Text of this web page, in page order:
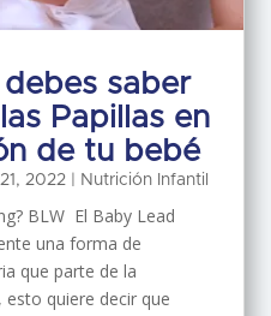
saber
Papillas en
de tu bebé
2022 Nutrición Infantil
BLW El Baby Lead
una forma de
que parte de la
quiere decir que